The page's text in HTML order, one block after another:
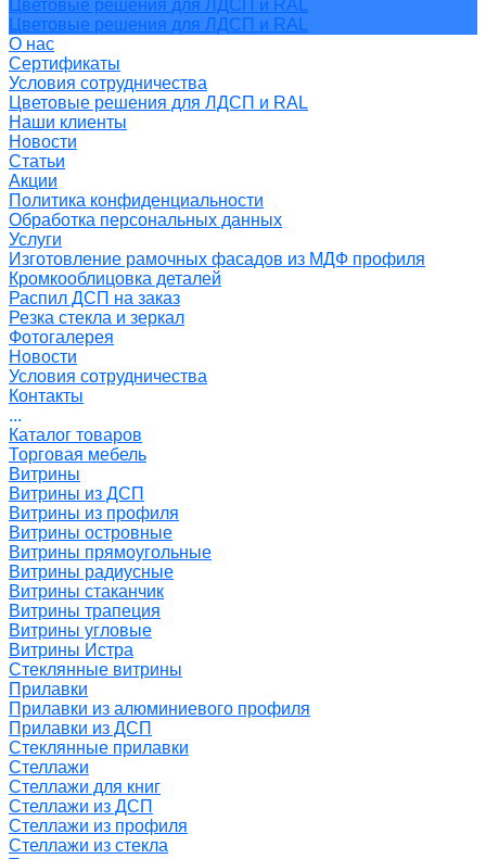
Цветовые решения для ЛДСП и RAL
Цветовые решения для ЛДСП и RAL
О нас
Сертификаты
Условия сотрудничества
Цветовые решения для ЛДСП и RAL
Наши клиенты
Новости
Статьи
Акции
Политика конфиденциальности
Обработка персональных данных
Услуги
Изготовление рамочных фасадов из МДФ профиля
Кромкооблицовка деталей
Распил ДСП на заказ
Резка стекла и зеркал
Фотогалерея
Новости
Условия сотрудничества
Контакты
...
Каталог товаров
Торговая мебель
Витрины
Витрины из ДСП
Витрины из профиля
Витрины островные
Витрины прямоугольные
Витрины радиусные
Витрины стаканчик
Витрины трапеция
Витрины угловые
Витрины Истра
Стеклянные витрины
Прилавки
Прилавки из алюминиевого профиля
Прилавки из ДСП
Стеклянные прилавки
Стеллажи
Стеллажи для книг
Стеллажи из ДСП
Стеллажи из профиля
Стеллажи из стекла